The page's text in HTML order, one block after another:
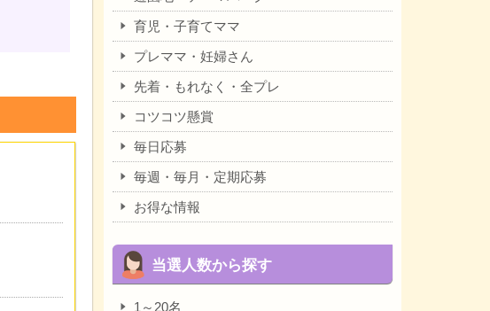
育児・子育てママ
プレママ・妊婦さん
先着・もれなく・全プレ
コツコツ懸賞
毎日応募
毎週・毎月・定期応募
お得な情報
当選人数から探す
1～20名